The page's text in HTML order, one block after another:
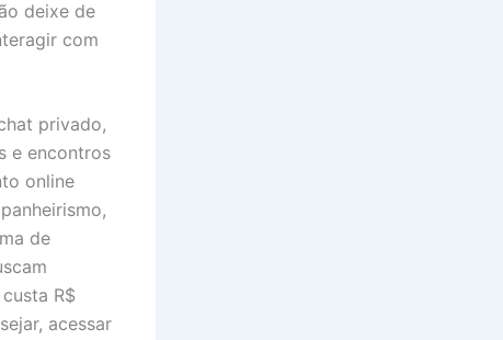
deixe de
com
privado,
e encontros
online
de
R$
acessar